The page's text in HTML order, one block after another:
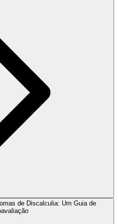
de Discalculia: Um Guia de